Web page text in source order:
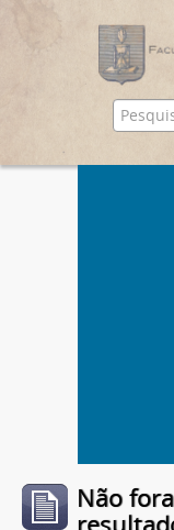
Não